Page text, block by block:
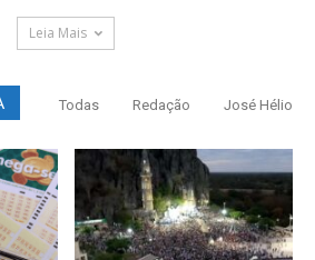
Leia Mais
Todas Redação José Hélio